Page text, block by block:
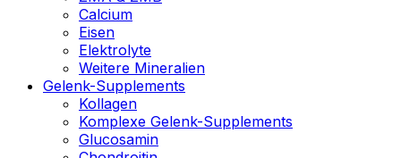
Calcium
Eisen
Elektrolyte
Weitere Mineralien
Gelenk-Supplements
Kollagen
Komplexe Gelenk-Supplements
Glucosamin